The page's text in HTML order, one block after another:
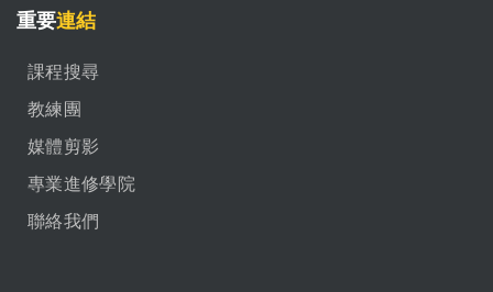
重要連結
課程搜尋
教練團
媒體剪影
專業進修學院
聯絡我們